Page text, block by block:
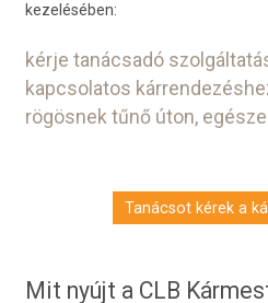
kezelésében:
kérje tanácsadó
kapcsolatos
rögösnek tűnő úton,
Tanácsot kérek a
Mit nyújt a CLB